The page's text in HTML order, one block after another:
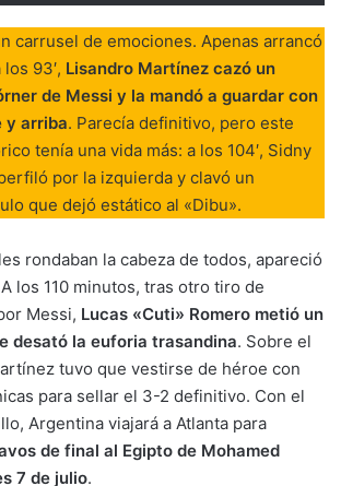
carrusel de emociones. Apenas arrancó
93′, Lisandro Martínez cazó un
de Messi y la mandó a guardar con
y arriba. Parecía definitivo, pero este
tenía una vida más: a los 104′, Sidny
por la izquierda y clavó un
que dejó estático al «Dibu».
rondaban la cabeza de todos, apareció
los 110 minutos, tras otro tiro de
Messi, Lucas «Cuti» Romero metió un
desató la euforia trasandina. Sobre el
tuvo que vestirse de héroe con
para sellar el 3-2 definitivo. Con el
Argentina viajará a Atlanta para
de final al Egipto de Mohamed
7 de julio.